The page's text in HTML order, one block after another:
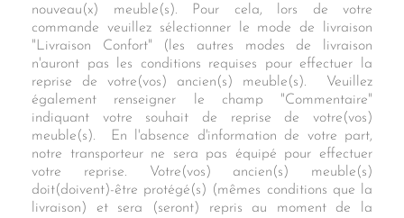
nouveau(x) meuble(s). Pour cela, lors de votre
commande veuillez sélectionner le mode de livraison
"Livraison Confort" (les autres modes de livraison
n'auront pas les conditions requises pour effectuer la
reprise de votre(vos) ancien(s) meuble(s). Veuillez
également renseigner le champ "Commentaire"
indiquant votre souhait de reprise de votre(vos)
meuble(s). En l'absence d'information de votre part,
notre transporteur ne sera pas équipé pour effectuer
votre reprise. Votre(vos) ancien(s) meuble(s)
doit(doivent)-être protégé(s) (mêmes conditions que la
livraison) et sera (seront) repris au moment de la